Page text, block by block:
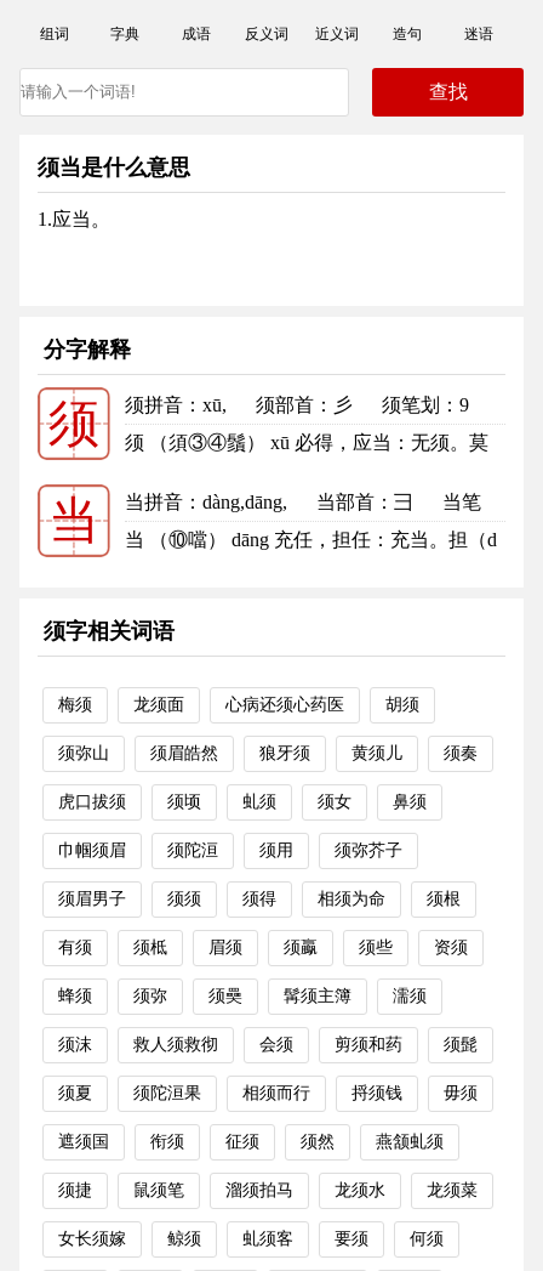
组词 字典 成语 反义词 近义词 造句 迷语
须当是什么意思
1.应当。
分字解释
须 须拼音 ：xū, 须部首 ：彡
须笔划：9
须的笔顺
须 （須③④鬚） xū 必得，应当：无须。莫
当 当拼音 ：dàng,dāng, 当部首 ：彐
当笔
划：6
当的笔顺
当 （⑩噹） dāng 充任，担任：充当。担（d
须字相关词语
梅须 龙须面 心病还须心药医 胡须
须弥山 须眉皓然 狼牙须 黄须儿 须奏
虎口拔须 须顷 虬须 须女 鼻须
巾帼须眉 须陀洹 须用 须弥芥子
须眉男子 须须 须得 相须为命 须根
有须 须柢 眉须 须鸁 须些 资须
蜂须 须弥 须奰 髯须主簿 濡须
须沫 救人须救彻 会须 剪须和药 须髭
须夏 须陀洹果 相须而行 捋须钱 毋须
遮须国 衔须 征须 须然 燕颔虬须
须捷 鼠须笔 溜须拍马 龙须水 龙须菜
女长须嫁 鲸须 虬须客 要须 何须